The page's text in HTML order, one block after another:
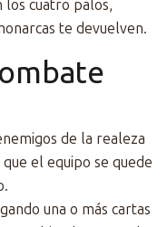
los cuatro palos,
te devuelven.
de la realeza
el equipo se quede
una o más cartas